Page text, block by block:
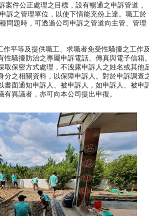
案件公正處理之目標，設有暢通之申訴管道，
訴之管理單位，以使下情能充份上達。職工於
問題時，可透過公司申訴之管道向主管、管理
作平等及提供職工、求職者免受性騷擾之工作
性騷擾防治之專屬申訴電話、傳真與電子信箱
取保密方式處理，不洩露申訴人之姓名或其他
分之相關資料，以保障申訴人。對於申訴調查
書面通知申訴人、被申訴人，如申訴人、被申
有異議者，亦可向本公司提出申復。